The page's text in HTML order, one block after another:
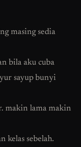
masing sedia
bila aku cuba
sayup bunyi
makin lama makin
kelas sebelah.